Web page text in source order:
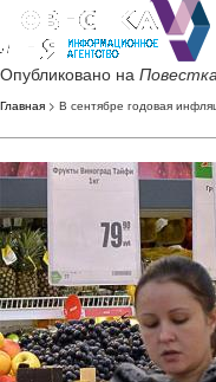
Опубликовано на
Главная > В сентябре годовая